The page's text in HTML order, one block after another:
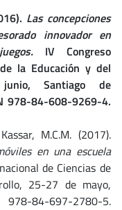
Las concepciones
innovador en
IV Congreso
la Educación y del
Santiago de
978-84-608-9269-4.
M.C.M. (2017).
en una escuela
de Ciencias de
25-27 de mayo,
978-84-697-2780-5.